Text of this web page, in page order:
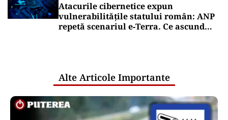
Atacurile cibernetice expun
vulnerabilitățile statului român: ANP
repetă scenariul e‑Terra. Ce ascund
Alte Articole Importante